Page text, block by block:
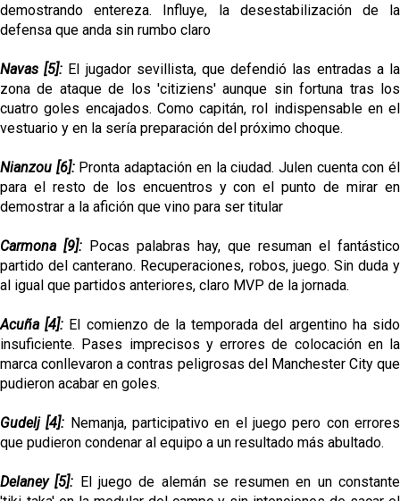
demostrando entereza. Influye, la desestabilización de la
defensa que anda sin rumbo claro
Navas [5]: El jugador sevillista, que defendió las entradas a la
zona de ataque de los 'citiziens' aunque sin fortuna tras los
cuatro goles encajados. Como capitán, rol indispensable en el
vestuario y en la sería preparación del próximo choque.
Nianzou [6]:Pronta adaptación en la ciudad. Julen cuenta con él
para el resto de los encuentros y con el punto de mirar en
demostrar a la afición que vino para ser titular
Carmona [9]: Pocas palabras hay, que resuman el fantástico
partido del canterano. Recuperaciones, robos, juego. Sin duda y
al igual que partidos anteriores, claro MVP de la jornada.
Acuña [4]: El comienzo de la temporada del argentino ha sido
insuficiente. Pases imprecisos y errores de colocación en la
marca conllevaron a contras peligrosas del Manchester City que
pudieron acabar en goles.
Gudelj [4]: Nemanja, participativo en el juego pero con errores
que pudieron condenar al equipo a un resultado más abultado.
Delaney [5]: El juego de alemán se resumen en un constante